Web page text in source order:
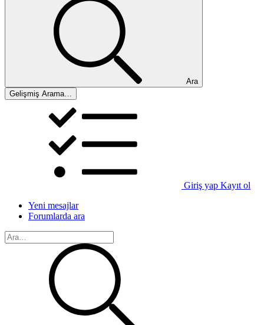
Ara
Gelişmiş Arama…
Giriş yap Kayıt ol
Yeni mesajlar
Forumlarda ara